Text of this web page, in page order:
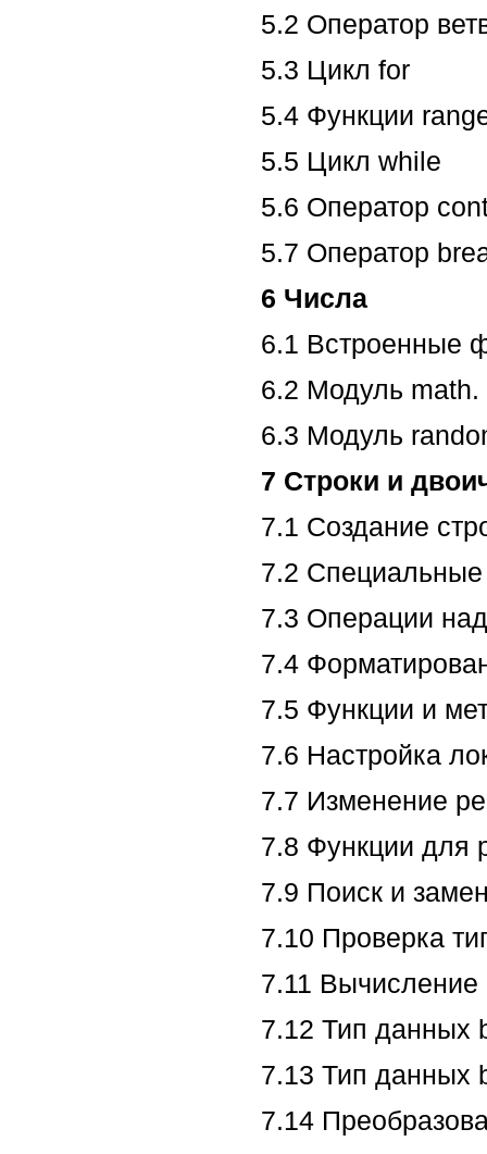
5.2 Оператор
5.3 Цикл for
5.4 Функции
5.5 Цикл while
5.6 Оператор
5.7 Оператор
6 Числа
6.1 Встроенные
6.2 Модуль
6.3 Модуль
7 Строки и
7.1 Создание
7.2
7.3 Операции
7.4
7.5 Функции и
7.6 Настройка
7.7 Изменение
7.8 Функции для
7.9 Поиск и
7.10 Проверка
7.11 Вычисление
7.12 Тип данных
7.13 Тип данных
7.14